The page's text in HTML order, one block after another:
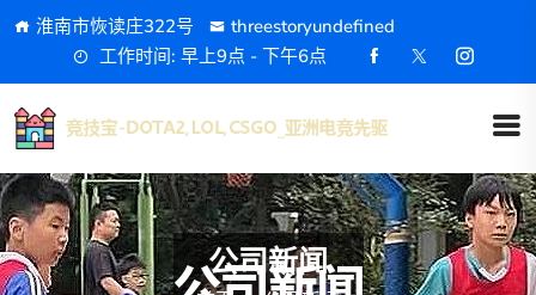
淮南市恢读庄322号
threestoryundefined
工作时间: 早上9点 - 下午6点
公司新闻